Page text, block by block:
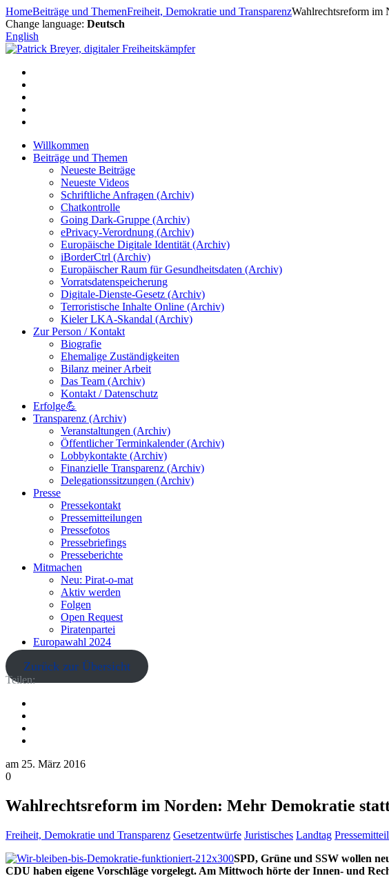
Zum
Inhalt
springen
HomeBeiträge und ThemenFreiheit, Demokratie und TransparenzWahlrechtsreform im
Change language: Deutsch
English
Willkommen
Beiträge und Themen
Neueste Beiträge
Neueste Videos
Schriftliche Anfragen (Archiv)
Chatkontrolle
Going Dark-Gruppe (Archiv)
ePrivacy-Verordnung (Archiv)
Europäische Digitale Identität (Archiv)
iBorderCtrl (Archiv)
Europäischer Raum für Gesundheitsdaten (Archiv)
Vorratsdatenspeicherung
Digitale-Dienste-Gesetz (Archiv)
Terroristische Inhalte Online (Archiv)
Kieler LKA-Skandal (Archiv)
Zur Person / Kontakt
Biografie
Ehemalige Zuständigkeiten
Bilanz meiner Arbeit
Das Team (Archiv)
Kontakt / Datenschutz
Erfolge💪
Transparenz (Archiv)
Veranstaltungen (Archiv)
Öffentlicher Terminkalender (Archiv)
Lobbykontakte (Archiv)
Finanzielle Transparenz (Archiv)
Delegationssitzungen (Archiv)
Presse
Pressekontakt
Pressemitteilungen
Pressefotos
Pressebriefings
Presseberichte
Mitmachen
Neu: Pirat-o-mat
Aktiv werden
Folgen
Open Request
Piratenpartei
Europawahl 2024
Zurück zur Übersicht
Teilen:
am 25. März 2016
0
Wahlrechtsreform im Norden: Mehr Demokratie
Freiheit, Demokratie und Transparenz Gesetzentwürfe Juristisches Landtag
SPD, Grüne und SSW wollen
CDU haben eigene Vorschläge vorgelegt. Am Mittwoch hörte der Innen- und